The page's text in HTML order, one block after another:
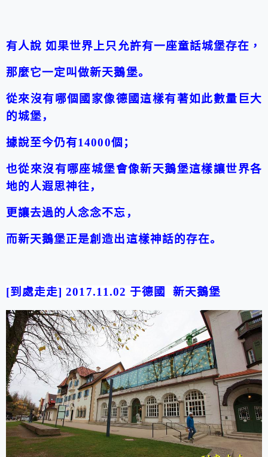
有人說 如果世界上只允許有一座童話城堡存在，
那麼它一定叫做新天鵝堡。
從來沒有哪個國家像德國這樣有著如此數量巨大
的城堡，
據說至今仍有14000個；
也從來沒有哪座城堡會像新天鵝堡這樣讓世界各
地的人遐思神往，
更讓去過的人念念不忘，
而新天鵝堡正是創造出這樣神話的存在。
[到處走走] 2017.11.02 于德國 新天鵝堡